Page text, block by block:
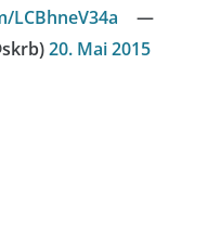
LCBhneV34a —
20. Mai 2015